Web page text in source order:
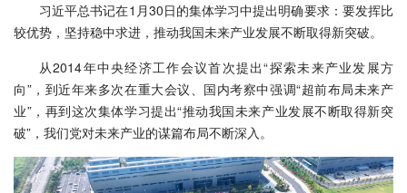
习近平总书记在1月30日的集体学习中提出明确要求：要发挥比
较优势，坚持稳中求进，推动我国未来产业发展不断取得新突破。
从2014年中央经济工作会议首次提出“探索未来产业发展方
向”，到近年来多次在重大会议、国内考察中强调“超前布局未来产
业”，再到这次集体学习提出“推动我国未来产业发展不断取得新突
破”，我们党对未来产业的谋篇布局不断深入。